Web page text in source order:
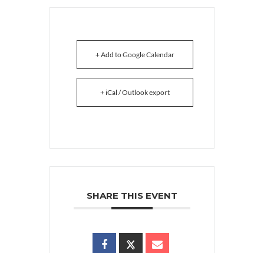
+ Add to Google Calendar
+ iCal / Outlook export
SHARE THIS EVENT